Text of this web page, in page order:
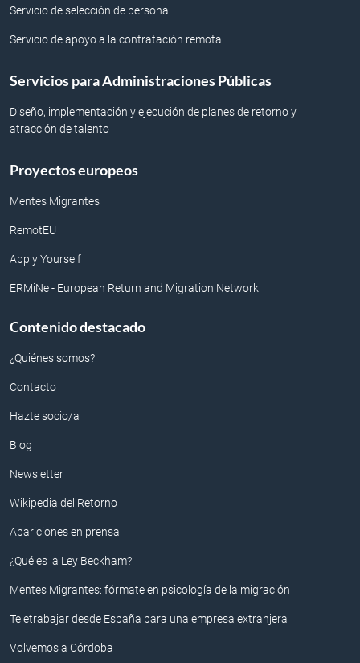
Servicio de selección de personal
Servicio de apoyo a la contratación remota
Servicios para Administraciones Públicas
Diseño, implementación y ejecución de planes de retorno y
atracción de talento
Proyectos europeos
Mentes Migrantes
RemotEU
Apply Yourself
ERMiNe - European Return and Migration Network
Contenido destacado
¿Quiénes somos?
Contacto
Hazte socio/a
Blog
Newsletter
Wikipedia del Retorno
Apariciones en prensa
¿Qué es la Ley Beckham?
Mentes Migrantes: fórmate en psicología de la migración
Teletrabajar desde España para una empresa extranjera
Volvemos a Córdoba